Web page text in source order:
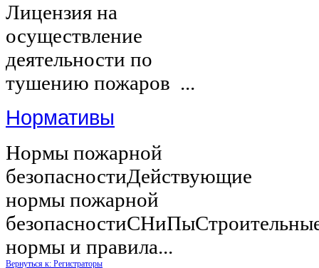
Лицензия на
осуществление
деятельности по
тушению пожаров ...
Нормативы
Нормы пожарной
безопасностиДействующие
нормы пожарной
нормы и правила...
Вернуться к: Регистраторы